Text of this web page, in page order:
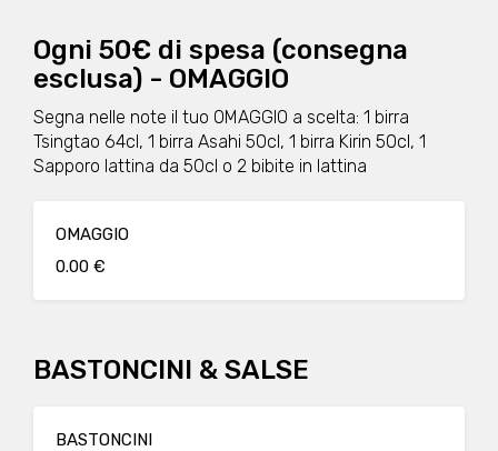
Ogni 50€ di spesa (consegna
esclusa) - OMAGGIO
Segna nelle note il tuo OMAGGIO a scelta: 1 birra
Tsingtao 64cl, 1 birra Asahi 50cl, 1 birra Kirin 50cl, 1
Sapporo lattina da 50cl o 2 bibite in lattina
OMAGGIO
0.00 €
BASTONCINI & SALSE
BASTONCINI